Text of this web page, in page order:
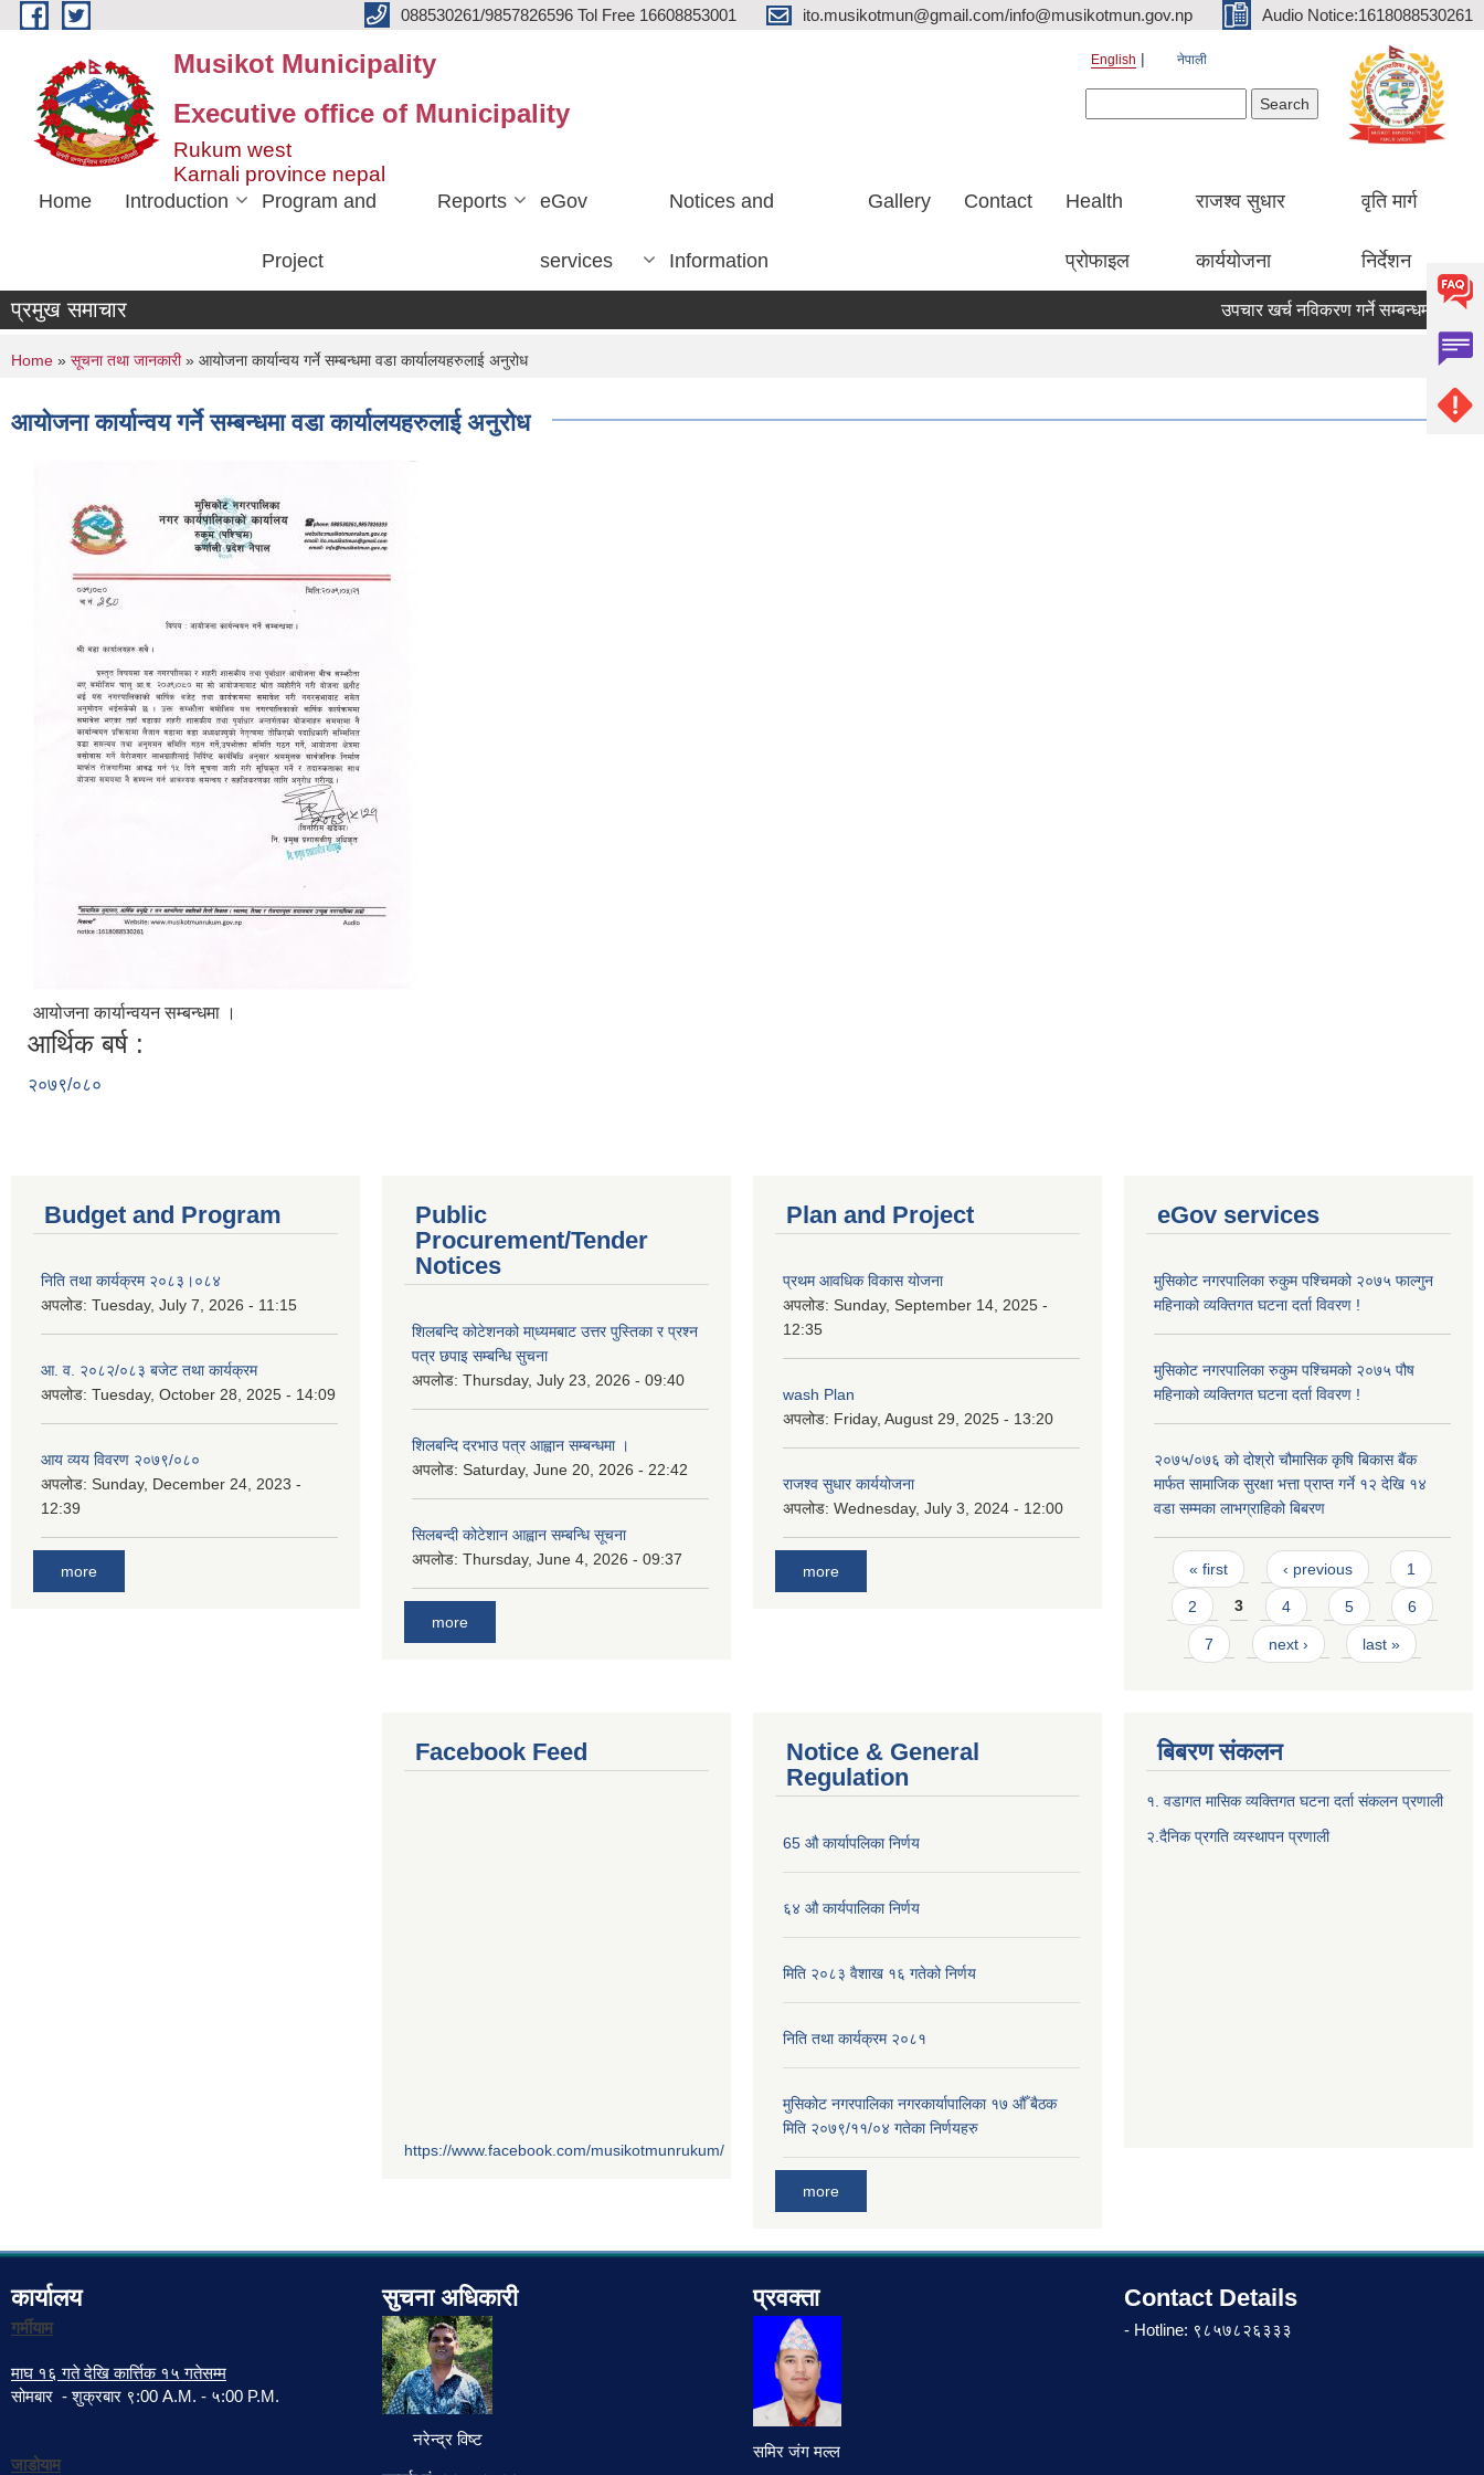
Skip to main content 088530261/9857826596 Tol Free 16608853001 ito.musikotmun@gmail.com/info@musikotmun.gov.np Audio Notice:1618088530261
Musikot Municipality
Executive office of Municipality
Rukum west
Karnali province nepal
English नेपाली
Home Introduction Program and
Project
Reports eGov
services
Notices and
Information
Gallery Contact Health
प्रोफाइल
राजश्व सुधार
कार्ययोजना
वृति मार्ग
निर्देशन
प्रमुख समाचार उपचार खर्च नविकरण गर्ने सम्बन्धमा
You are here
Home » सूचना तथा जानकारी» आयोजना कार्यान्वय गर्ने सम्बन्धमा वडा कार्यालयहरुलाई अनुरोध
आयोजना कार्यान्वय गर्ने सम्बन्धमा वडा कार्यालयहरुलाई अनुरोध
आयोजना कार्यान्वयन सम्बन्धमा ।
आर्थिक बर्ष :
२०७९/०८०
Budget and Program
निति तथा कार्यक्रम २०८३।०८४
अपलोड: Tuesday, July 7, 2026 - 11:15
आ. व. २०८२/०८३ बजेट तथा कार्यक्रम
अपलोड: Tuesday, October 28, 2025 - 14:09
आय व्यय विवरण २०७९/०८०
अपलोड: Sunday, December 24, 2023 -
12:39
more
Public
Procurement/Tender
Notices
शिलबन्दि कोटेशनको मा्ध्यमबाट उत्तर पुस्तिका र प्रश्न
पत्र छपाइ सम्बन्धि सुचना
अपलोड: Thursday, July 23, 2026 - 09:40
शिलबन्दि दरभाउ पत्र आह्वान सम्बन्धमा ।
अपलोड: Saturday, June 20, 2026 - 22:42
सिलबन्दी कोटेशान आह्वान सम्बन्धि सूचना
अपलोड: Thursday, June 4, 2026 - 09:37
more
Plan and Project
प्रथम आवधिक विकास योजना
अपलोड: Sunday, September 14, 2025 -
12:35
wash Plan
अपलोड: Friday, August 29, 2025 - 13:20
राजश्व सुधार कार्ययोजना
अपलोड: Wednesday, July 3, 2024 - 12:00
more
eGov services
मुसिकोट नगरपालिका रुकुम पश्चिमको २०७५ फाल्गुन
महिनाको व्यक्तिगत घटना दर्ता विवरण !
मुसिकोट नगरपालिका रुकुम पश्चिमको २०७५ पौष
महिनाको व्यक्तिगत घटना दर्ता विवरण !
२०७५/०७६ को दोश्रो चौमासिक कृषि बिकास बैंक
मार्फत सामाजिक सुरक्षा भत्ता प्राप्त गर्ने १२ देखि १४
वडा सम्मका लाभग्राहिको बिबरण
Pages
« first ‹ previous 1
2 3 4 5 6
7 next › last »
Facebook Feed
https://www.facebook.com/musikotmunrukum/
Notice & General
Regulation
65 औ कार्यापलिका निर्णय
६४ औ कार्यपालिका निर्णय
मिति २०८३ वैशाख १६ गतेको निर्णय
निति तथा कार्यक्रम २०८१
मुसिकोट नगरपालिका नगरकार्यापालिका १७ औँ बैठक
मिति २०७९/११/०४ गतेका निर्णयहरु
more
बिबरण संकलन
१. वडागत मासिक व्यक्तिगत घटना दर्ता संकलन प्रणाली
२.दैनिक प्रगति व्यस्थापन प्रणाली
कार्यालय
गर्मीयाम
माघ १६ गते देखि कार्त्तिक १५ गतेसम्म
सोमबार - शुक्रबार ९:00 A.M. - ५:00 P.M.
जाडोयाम
सुचना अधिकारी
नरेन्द्र विष्ट
प्रवक्ता
समिर जंग मल्ल
Contact Details
- Hotline: ९८५७८२६३३३